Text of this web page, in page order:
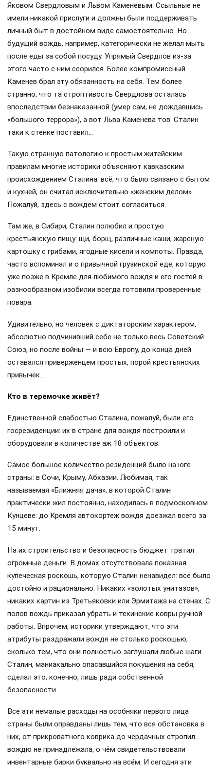
Яковом Свердловым и Львом Каменевым. Ссыльные не
имели никакой прислуги и должны были поддерживать
личный быт в достойном виде самостоятельно. Но…
будущий вождь, например, категорически не желал мыть
после еды за собой посуду. Упрямый Свердлов из-за
этого часто с ним ссорился. Более компромиссный
Каменев брал эту обязанность на себя. Тем более
странно, что та строптивость Свердлова осталась
впоследствии безнаказанной (умер сам, не дождавшись
«большого террора»), а вот Льва Каменева тов. Сталин
таки к стенке поставил…
Такую странную патологию к простым житейским
правилам многие историки объясняют кавказским
происхождением Сталина: всё, что было связано с бытом
и кухней, он считал исключительно «женским делом».
Пожалуй, здесь с вождём стоит согласиться.
Там же, в Сибири, Сталин полюбил и простую
крестьянскую пищу: щи, борщ, различные каши, жареную
картошку с грибами, ягодные кисели и компоты. Правда,
часто вспоминал и о привычной грузинской еде, которую
уже позже в Кремле для любимого вождя и его гостей в
разнообразном изобилии всегда готовили проверенные
повара.
Удивительно, но человек с диктаторским характером,
абсолютно подчинивший себе не только весь Советский
Союз, но после войны — и всю Европу, до конца дней
оставался приверженцем простых, порой крестьянских
привычек…
Кто в теремочке живёт?
Единственной слабостью Сталина, пожалуй, были его
госрезиденции: их в стране для вождя построили и
оборудовали в количестве аж 18 объектов.
Самое большое количество резиденций было на юге
страны: в Сочи, Крыму, Абхазии. Любимая, так
называемая «Ближняя дача», в которой Сталин
практически жил постоянно, находилась в подмосковном
Кунцеве: до Кремля автокортеж вождя доезжал всего за
15 минут.
На их строительство и безопасность бюджет тратил
огромные деньги. В домах отсутствовала показная
купеческая роскошь, которую Сталин ненавидел: всё было
достойно и рационально. Никаких «золотых унитазов»,
никаких картин из Третьяковки или Эрмитажа на стенах. С
полов вождь приказал убрать и текинские ковры ручной
работы. Впрочем, историки утверждают, что эти
атрибуты раздражали вождя не столько роскошью,
сколько тем, что они полностью заглушали любые шаги.
Сталин, маниакально опасавшийся покушения на себя,
сделал это, конечно, лишь ради собственной
безопасности.
Все эти немалые расходы на особняки первого лица
страны были оправданы лишь тем, что вся обстановка в
них, от прикроватного коврика до чердачных стропил…
вождю не принадлежала, о чём свидетельствовали
инвентарные бирки буквально на всём. И сегодня эти